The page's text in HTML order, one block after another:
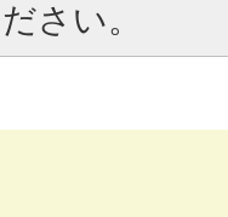
さい。